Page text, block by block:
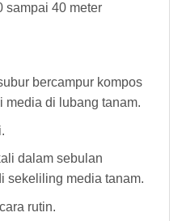
sampai 40 meter
bercampur kompos
media di lubang tanam.
dalam sebulan
sekeliling media tanam.
rutin.